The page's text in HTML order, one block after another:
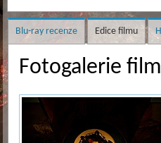
Blu-ray recenze Edice filmu
Fotogalerie